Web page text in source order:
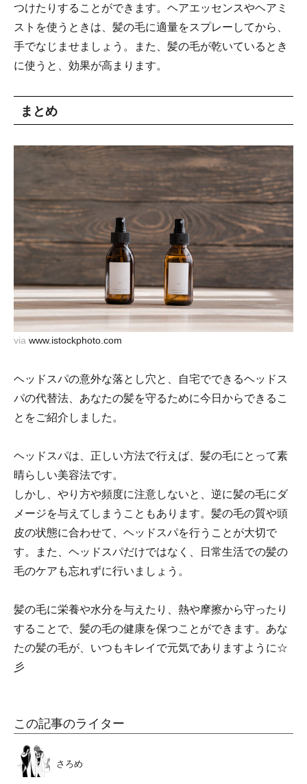
つけたりすることができます。ヘアエッセンスやヘアミ
ストを使うときは、髪の毛に適量をスプレーしてから、
手でなじませましょう。また、髪の毛が乾いているとき
に使うと、効果が高まります。
まとめ
via www.istockphoto.com
ヘッドスパの意外な落とし穴と、自宅でできるヘッドス
パの代替法、あなたの髪を守るために今日からできるこ
とをご紹介しました。
ヘッドスパは、正しい方法で行えば、髪の毛にとって素
晴らしい美容法です。
しかし、やり方や頻度に注意しないと、逆に髪の毛にダ
メージを与えてしまうこともあります。髪の毛の質や頭
皮の状態に合わせて、ヘッドスパを行うことが大切で
す。また、ヘッドスパだけではなく、日常生活での髪の
毛のケアも忘れずに行いましょう。
髪の毛に栄養や水分を与えたり、熱や摩擦から守ったり
することで、髪の毛の健康を保つことができます。あな
たの髪の毛が、いつもキレイで元気でありますように☆
彡
この記事のライター
さろめ